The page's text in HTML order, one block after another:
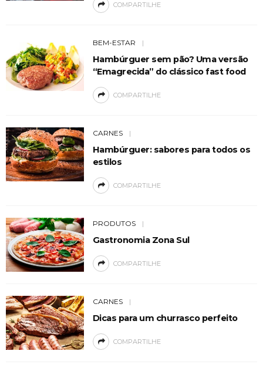
COMPARTILHE
BEM-ESTAR
Hambúrguer sem pão? Uma versão
“Emagrecida” do clássico fast food
COMPARTILHE
CARNES
Hambúrguer: sabores para todos os
estilos
COMPARTILHE
PRODUTOS
Gastronomia Zona Sul
COMPARTILHE
CARNES
Dicas para um churrasco perfeito
COMPARTILHE